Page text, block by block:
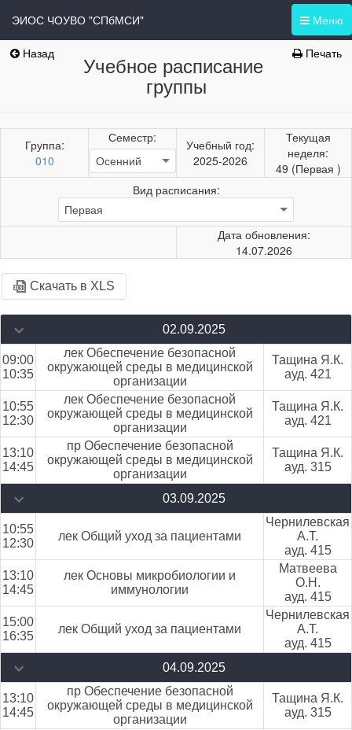
Меню
ЭИОС ЧОУВО "СПбМСИ"
Назад Печать
Учебное расписание
группы
Группа:
010
Семестр:
Учебный год:
2025-2026
Текущая
неделя:
49 (Первая )
Вид расписания:
Дата обновления:
14.07.2026
Скачать в XLS
02.09.2025
09:00
10:35
лек Обеспечение безопасной
окружающей среды в медицинской
организации
Тащина Я.К.
ауд. 421
10:55
12:30
лек Обеспечение безопасной
окружающей среды в медицинской
организации
Тащина Я.К.
ауд. 421
13:10
14:45
пр Обеспечение безопасной
окружающей среды в медицинской
организации
Тащина Я.К.
ауд. 315
03.09.2025
10:55
12:30
лек Общий уход за пациентами
Чернилевская
А.Т.
ауд. 415
13:10
14:45
лек Основы микробиологии и
иммунологии
Матвеева
О.Н.
ауд. 415
15:00
16:35
лек Общий уход за пациентами
Чернилевская
А.Т.
ауд. 415
04.09.2025
13:10
14:45
пр Обеспечение безопасной
окружающей среды в медицинской
организации
Тащина Я.К.
ауд. 315